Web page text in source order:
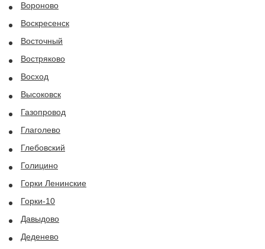
Вороново
Воскресенск
Восточный
Востряково
Восход
Высоковск
Газопровод
Глаголево
Глебовский
Голицино
Горки Ленинские
Горки-10
Давыдово
Деденево